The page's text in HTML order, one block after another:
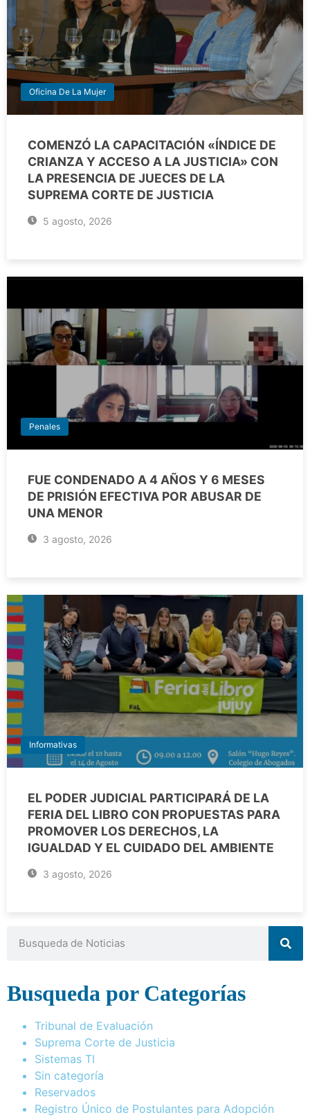
Oficina De La Mujer
COMENZÓ LA CAPACITACIÓN «ÍNDICE DE
CRIANZA Y ACCESO A LA JUSTICIA» CON
LA PRESENCIA DE JUECES DE LA
SUPREMA CORTE DE JUSTICIA
5 agosto, 2026
Penales
FUE CONDENADO A 4 AÑOS Y 6 MESES
DE PRISIÓN EFECTIVA POR ABUSAR DE
UNA MENOR
3 agosto, 2026
Informativas
EL PODER JUDICIAL PARTICIPARÁ DE LA
FERIA DEL LIBRO CON PROPUESTAS PARA
PROMOVER LOS DERECHOS, LA
IGUALDAD Y EL CUIDADO DEL AMBIENTE
3 agosto, 2026
Busqueda por Categorías
Tribunal de Evaluación
Suprema Corte de Justicia
Sistemas TI
Sin categoría
Reservados
Registro Único de Postulantes para Adopción